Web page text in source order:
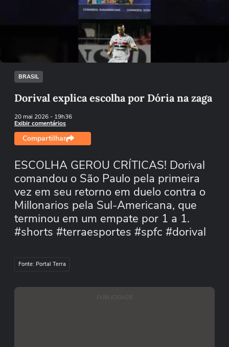
Não foi possível reproduzir o vídeo
Tentar novamente
BRASIL
Dorival explica escolha por Dória na zaga
20 mai 2026- 19h36
Exibir comentários
Compartilhar
ESCOLHA GEROU CRÍTICAS! Dorival
comandou o São Paulo pela primeira
vez em seu retorno em duelo contra o
Millonarios pela Sul-Americana, que
terminou em um empate por 1 a 1.
#shorts #terraesportes #spfc #dorival
Fonte: Portal Terra
PUBLICIDADE